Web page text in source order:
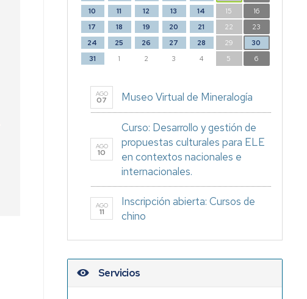
10
11 12 13 14 15
16
17
18 19 20 21 22
23
24
25 26 27 28 29
30
31
1 2 3 4 5 6
AGO
07 Museo Virtual de Mineralogía
AGO
10
Curso: Desarrollo y gestión de
propuestas culturales para ELE
en contextos nacionales e
internacionales.
AGO
11
Inscripción abierta: Cursos de
chino
Servicios